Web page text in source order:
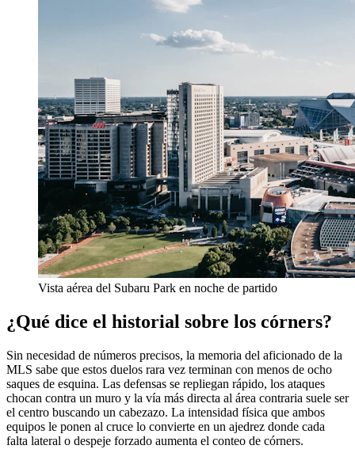
Vista aérea del Subaru Park en noche de partido
¿Qué dice el historial sobre los córners?
Sin necesidad de números precisos, la memoria del aficionado de la
MLS sabe que estos duelos rara vez terminan con menos de ocho
saques de esquina. Las defensas se repliegan rápido, los ataques
chocan contra un muro y la vía más directa al área contraria suele ser
el centro buscando un cabezazo. La intensidad física que ambos
equipos le ponen al cruce lo convierte en un ajedrez donde cada
falta lateral o despeje forzado aumenta el conteo de córners.